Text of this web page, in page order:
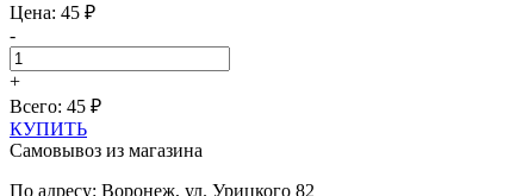
Цена: 45 ₽
-
+
Всего: 45 ₽
КУПИТЬ
Самовывоз из магазина
По адресу: Воронеж, ул. Урицкого 82